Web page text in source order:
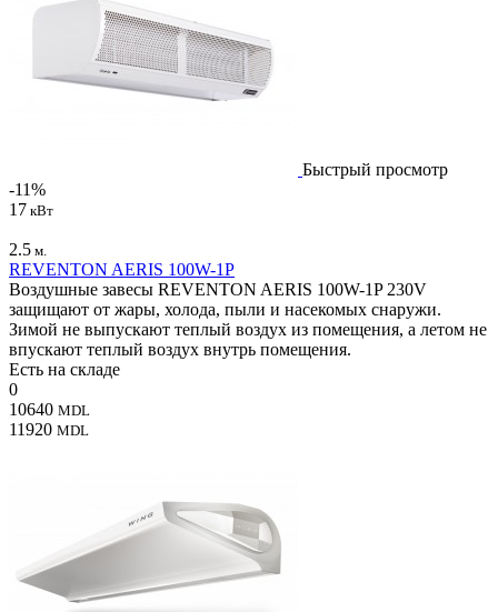
Быстрый просмотр
-11%
17 кВт
2.5 м.
REVENTON AERIS 100W-1P
Воздушные завесы REVENTON AERIS 100W-1P 230V
защищают от жары, холода, пыли и насекомых снаружи.
Зимой не выпускают теплый воздух из помещения, а летом не
впускают теплый воздух внутрь помещения.
Есть на складе
0
10640 MDL
11920 MDL